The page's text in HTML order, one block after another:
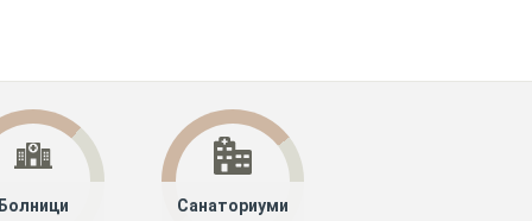
Болници Санаториуми